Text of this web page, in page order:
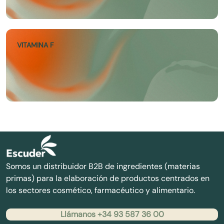
VITAMINA F
Somos un distribuidor B2B de ingredientes (materias
primas) para la elaboración de productos centrados en
los sectores cosmético, farmacéutico y alimentario.
Llámanos +34 93 587 36 00